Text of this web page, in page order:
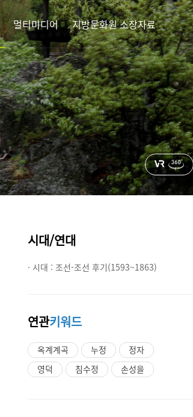
멀티미디어 지방문화원 소장자료
시대/연대
· 시대 : 조선-조선 후기(1593~1863)
연관키워드
옥계계곡 누정
정자
영덕
침수정 손성을